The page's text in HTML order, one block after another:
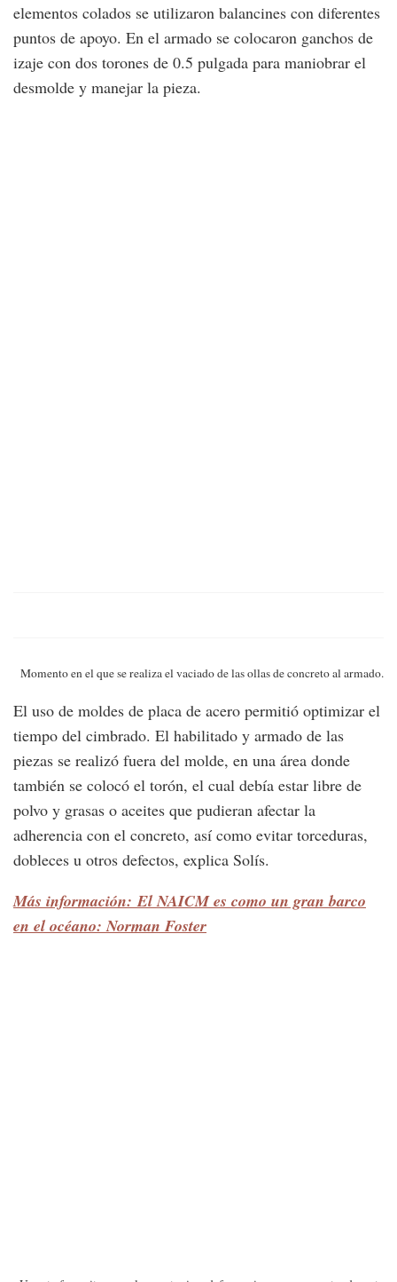
elementos colados se utilizaron balancines con diferentes
puntos de apoyo. En el armado se colocaron ganchos de
izaje con dos torones de 0.5 pulgada para maniobrar el
desmolde y manejar la pieza.
Momento en el que se realiza el vaciado de las ollas de concreto al armado.
El uso de moldes de placa de acero permitió optimizar el
tiempo del cimbrado. El habilitado y armado de las
piezas se realizó fuera del molde, en una área donde
también se colocó el torón, el cual debía estar libre de
polvo y grasas o aceites que pudieran afectar la
adherencia con el concreto, así como evitar torceduras,
dobleces u otros defectos, explica Solís.
Más información: El NAICM es como un gran barco
en el océano: Norman Foster